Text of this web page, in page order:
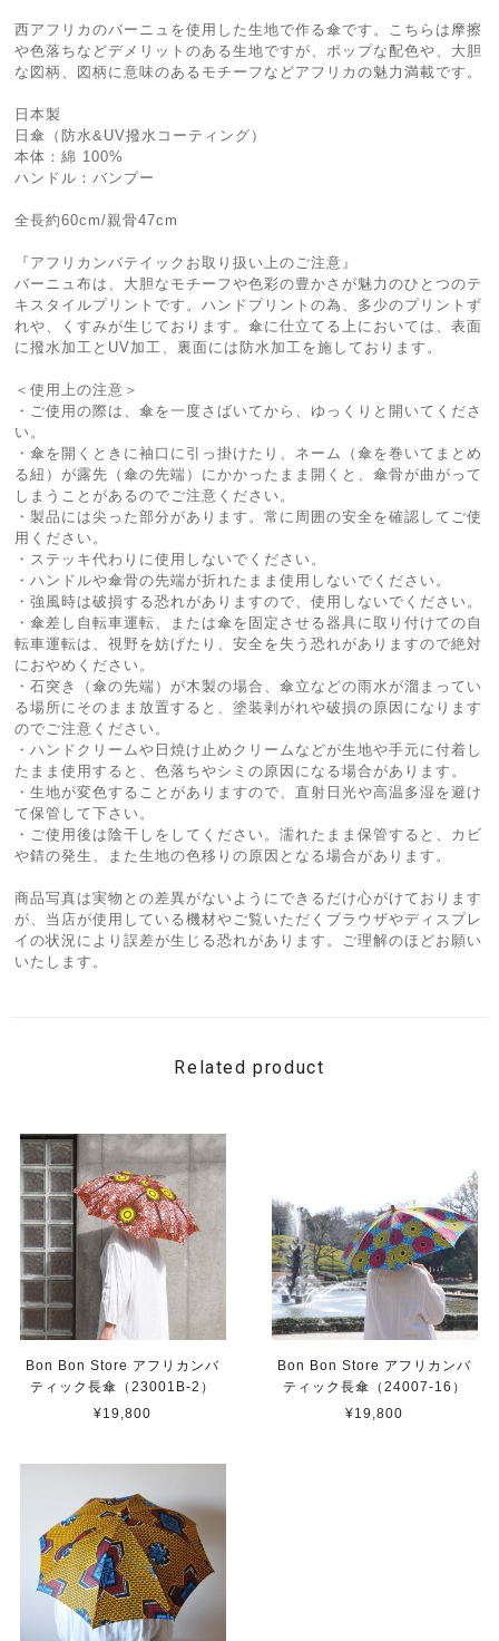
西アフリカのバーニュを使用した生地で作る傘です。こちらは摩擦
や色落ちなどデメリットのある生地ですが、ポップな配色や、大胆
な図柄、図柄に意味のあるモチーフなどアフリカの魅力満載です。
日本製
日傘（防水&UV撥水コーティング）
本体：綿 100%
ハンドル：バンブー
全長約60cm/親骨47cm
『アフリカンバテイックお取り扱い上のご注意』
バーニュ布は、大胆なモチーフや色彩の豊かさが魅力のひとつのテ
キスタイルプリントです。ハンドプリントの為、多少のプリントず
れや、くすみが生じております。傘に仕立てる上においては、表面
に撥水加工とUV加工、裏面には防水加工を施しております。
＜使用上の注意＞
・ご使用の際は、傘を一度さばいてから、ゆっくりと開いてくださ
い。
・傘を開くときに袖口に引っ掛けたり、ネーム（傘を巻いてまとめ
る紐）が露先（傘の先端）にかかったまま開くと、傘骨が曲がって
しまうことがあるのでご注意ください。
・製品には尖った部分があります。常に周囲の安全を確認してご使
用ください。
・ステッキ代わりに使用しないでください。
・ハンドルや傘骨の先端が折れたまま使用しないでください。
・強風時は破損する恐れがありますので、使用しないでください。
・傘差し自転車運転、または傘を固定させる器具に取り付けての自
転車運転は、視野を妨げたり、安全を失う恐れがありますので絶対
におやめください。
・石突き（傘の先端）が木製の場合、傘立などの雨水が溜まってい
る場所にそのまま放置すると、塗装剥がれや破損の原因になります
のでご注意ください。
・ハンドクリームや日焼け止めクリームなどが生地や手元に付着し
たまま使用すると、色落ちやシミの原因になる場合があります。
・生地が変色することがありますので、直射日光や高温多湿を避け
て保管して下さい。
・ご使用後は陰干しをしてください。濡れたまま保管すると、カビ
や錆の発生、また生地の色移りの原因となる場合があります。
商品写真は実物との差異がないようにできるだけ心がけております
が、当店が使用している機材やご覧いただくブラウザやディスプレ
イの状況により誤差が生じる恐れがあります。ご理解のほどお願い
いたします。
Related product
Bon Bon Store アフリカンバ
ティック長傘（23001B-2）
¥19,800
Bon Bon Store アフリカンバ
ティック長傘（24007-16）
¥19,800